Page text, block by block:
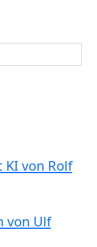
KI von Rolf
von Ulf